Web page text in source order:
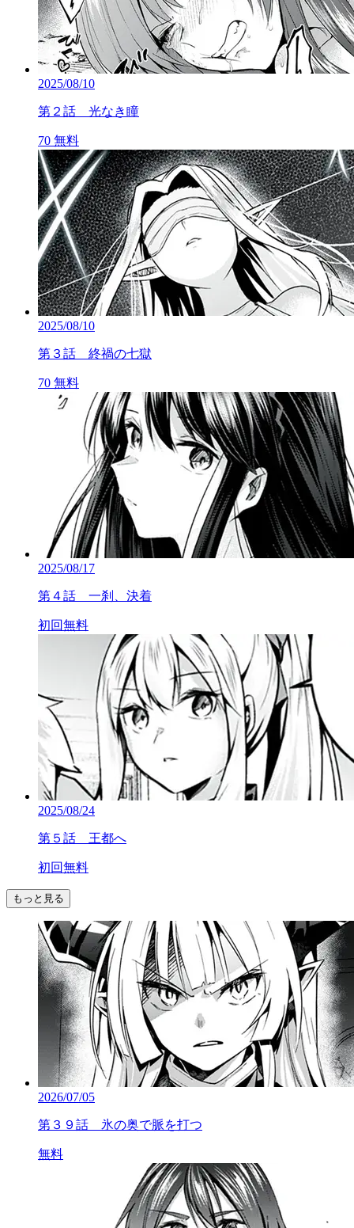
2025/08/10
第２話 光なき瞳
70 無料
2025/08/10
第３話 終禍の七獄
70 無料
2025/08/17
第４話 一刹、決着
初回無料
2025/08/24
第５話 王都へ
初回無料
もっと見る
2026/07/05
第３９話 氷の奥で脈を打つ
無料